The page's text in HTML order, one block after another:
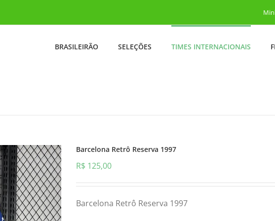
BRASILEIRÃO SELEÇÕES TIMES INTERNACIONAIS
Barcelona Retrô Reserva 1997
R$ 125,00
Barcelona Retrô Reserva 1997